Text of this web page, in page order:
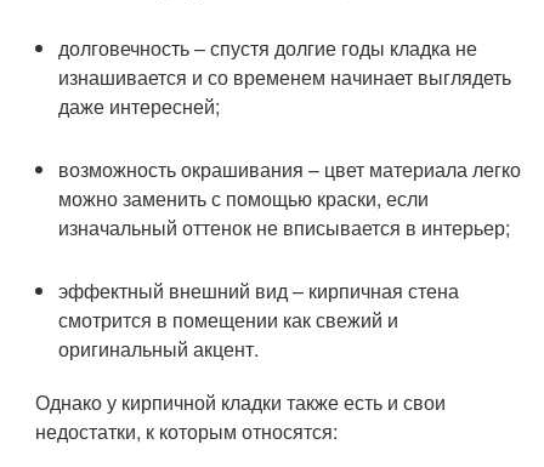
долговечность – спустя долгие годы кладка не
изнашивается и со временем начинает выглядеть
даже интересней;
возможность окрашивания – цвет материала легко
можно заменить с помощью краски, если
изначальный оттенок не вписывается в интерьер;
эффектный внешний вид – кирпичная стена
смотрится в помещении как свежий и
оригинальный акцент.
Однако у кирпичной кладки также есть и свои
недостатки, к которым относятся: